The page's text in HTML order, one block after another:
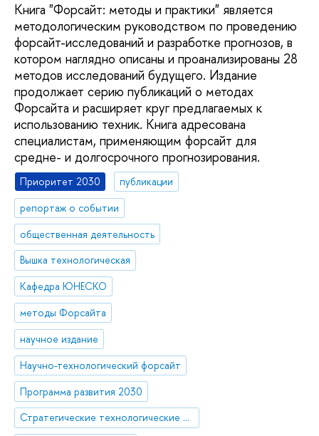
Книга "Форсайт: методы и практики" является
методологическим руководством по проведению
форсайт-исследований и разработке прогнозов, в
котором наглядно описаны и проанализированы 28
методов исследований будущего. Издание
продолжает серию публикаций о методах
Форсайта и расширяет круг предлагаемых к
использованию техник. Книга адресована
специалистам, применяющим форсайт для
средне- и долгосрочного прогнозирования.
Приоритет 2030
публикации
репортаж о событии
общественная деятельность
Вышка технологическая
Кафедра ЮНЕСКО
методы Форсайта
научное издание
Научно-технологический форсайт
Программа развития 2030
Стратегические технологические проекты